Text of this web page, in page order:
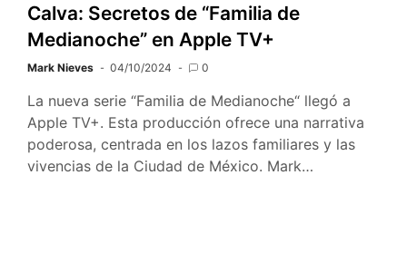
Calva: Secretos de “Familia de
Medianoche” en Apple TV+
Mark Nieves 04/10/2024 0
La nueva serie “Familia de Medianoche“ llegó a
Apple TV+. Esta producción ofrece una narrativa
poderosa, centrada en los lazos familiares y las
vivencias de la Ciudad de México. Mark…